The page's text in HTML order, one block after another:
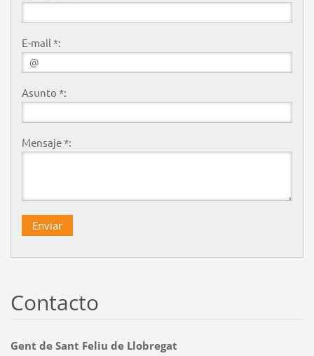
E-mail *:
Asunto *:
Mensaje *:
Contacto
Gent de Sant Feliu de Llobregat